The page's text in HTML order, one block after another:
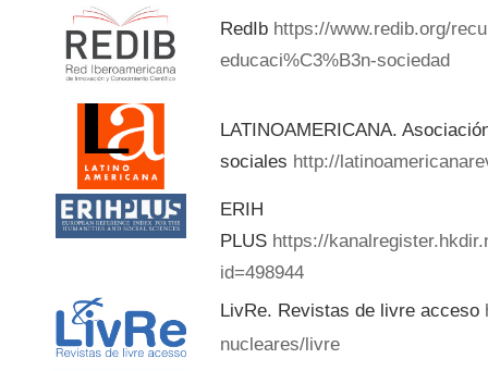
RedIb https://www.redib.org/
educaci%C3%B3n-sociedad
LATINOAMERICANA.
sociales http://
ERIH
PLUS https://
id=498944
LivRe. Revistas de livre acceso
nucleares/livre